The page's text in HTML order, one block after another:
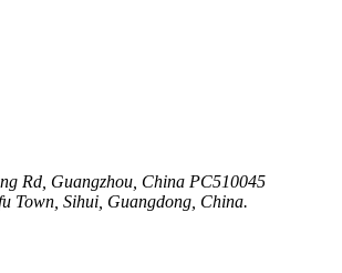
Rd, Guangzhou, China PC510045
Town, Sihui, Guangdong, China.